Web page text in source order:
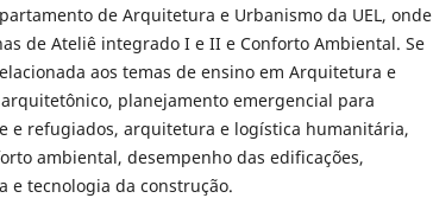
de Arquitetura e Urbanismo da UEL, onde
de Ateliê integrado I e II e Conforto Ambiental. Se
aos temas de ensino em Arquitetura e
planejamento emergencial para
e refugiados, arquitetura e logística humanitária,
ambiental, desempenho das edificações,
e tecnologia da construção.